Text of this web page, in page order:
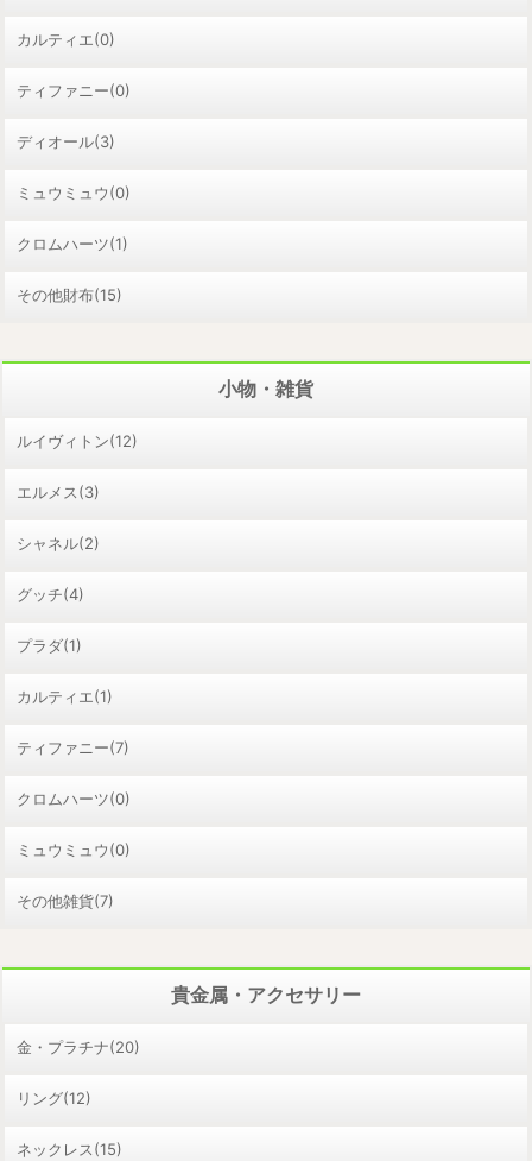
カルティエ(0)
ティファニー(0)
ディオール(3)
ミュウミュウ(0)
クロムハーツ(1)
その他財布(15)
小物・雑貨
ルイヴィトン(12)
エルメス(3)
シャネル(2)
グッチ(4)
プラダ(1)
カルティエ(1)
ティファニー(7)
クロムハーツ(0)
ミュウミュウ(0)
その他雑貨(7)
貴金属・アクセサリー
金・プラチナ(20)
リング(12)
ネックレス(15)